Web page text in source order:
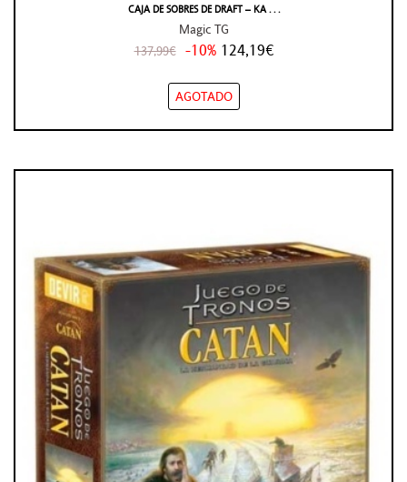
CAJA DE SOBRES DE DRAFT – KA . . .
Magic TG
137,99€ -10% 124,19€
AGOTADO